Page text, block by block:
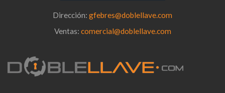
Dirección: gfebres@doblellave.com
Ventas: comercial@doblellave.com